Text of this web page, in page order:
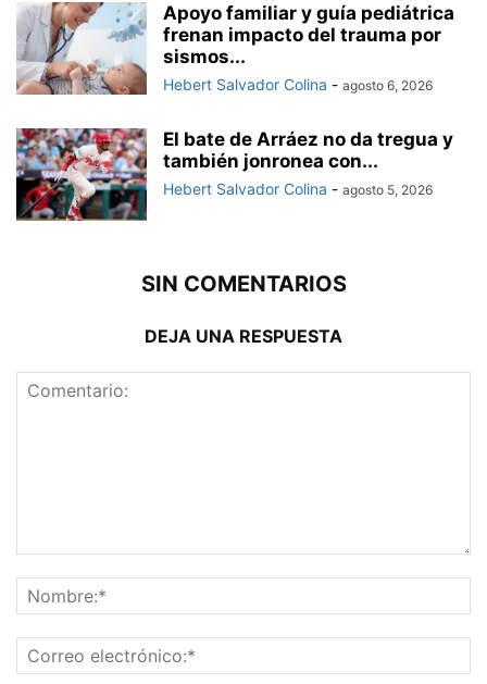
Apoyo familiar y guía pediátrica
frenan impacto del trauma por
sismos...
Hebert Salvador Colina - agosto 6, 2026
El bate de Arráez no da tregua y
también jonronea con...
Hebert Salvador Colina - agosto 5, 2026
SIN COMENTARIOS
DEJA UNA RESPUESTA